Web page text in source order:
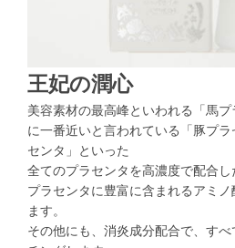
王妃の潤心
美容素材の最高峰といわれる「馬
に一番近いと言われている「豚プ
センタ」といった
全てのプラセンタを高濃度で配合し
プラセンタに豊富に含まれるアミ
ます。
その他にも、消炎成分配合で、す